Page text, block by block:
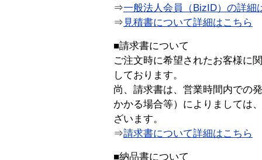
⇒一般法人会員（BizID）の詳細
⇒ 見積書について詳細はこちら
■請求書について
ご注文時に希望されたお客様に
しております。
尚、請求書は、営業時間内での
かかる場合等）によりましては
ざいます。
⇒請求書について詳細はこちら
■納品書について